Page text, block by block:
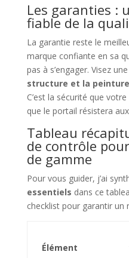
Les garanties :
fiable de la
La garantie reste le
marque confiante en sa
pas à s’engager. Visez une
structure et la peinture
C’est la sécurité que
que le portail résistera
Tableau
de contrôle
de gamme
Pour vous guider, j’ai
essentiels dans ce
checklist pour garantir un
Élément